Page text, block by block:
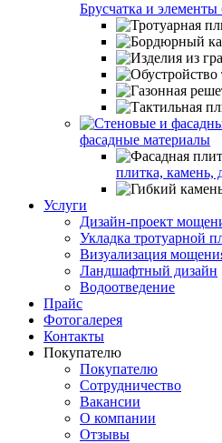
Брусчатка и элементы
фасадные материалы
плитка, камень,
Услуги
Дизайн-проект
Укладка тротуарной
Визуализация
Ландшафтный дизайн
Водоотведение
Прайс
Фотогалерея
Контакты
Покупателю
Покупателю
Сотрудничество
Вакансии
О компании
Отзывы